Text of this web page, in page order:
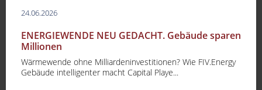
24.06.2026
ENERGIEWENDE NEU GEDACHT. Gebäude sparen
Millionen
Wärmewende ohne Milliardeninvestitionen? Wie FIV.Energy
Gebäude intelligenter macht Capital Playe...